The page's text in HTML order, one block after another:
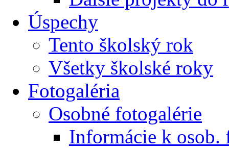
Úspechy
Tento školský rok
Všetky školské roky
Fotogaléria
Osobné fotogalérie
Informácie k osob.